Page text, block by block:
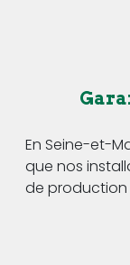
En Seine-et-
que nos
de production